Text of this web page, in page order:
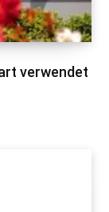
verwendet